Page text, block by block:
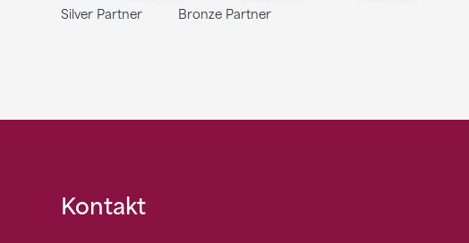
Silver Partner Bronze Partner
Fusszeile
Kontakt